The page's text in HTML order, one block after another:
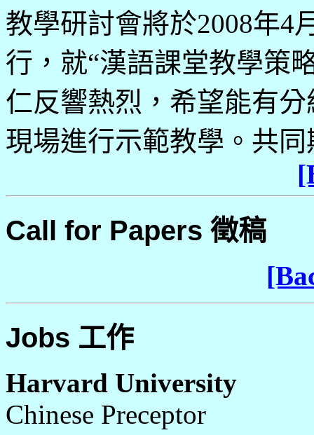
教學研討會將於2008年4
行，就“漢語課堂教學策
仁反響熱烈，希望能有
現場進行示範教學。共
Call for Papers 徵稿
Jobs 工作
Harvard University
Chinese Preceptor